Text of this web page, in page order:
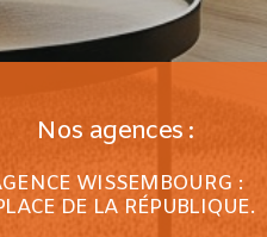
Nos agences :
WISSEMBOURG :
DE LA RÉPUBLIQUE.